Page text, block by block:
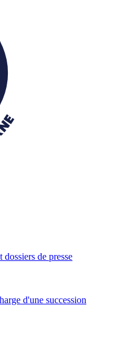
de presse
d'une succession